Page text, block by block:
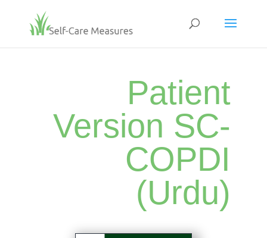
Patient
Version SC-
COPDI
(Urdu)